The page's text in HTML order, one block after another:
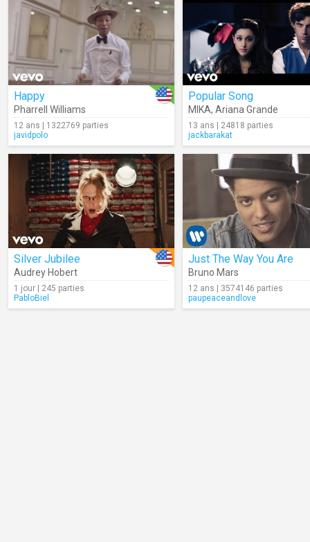
Happy
Pharrell Williams
12 ans | 1322769 parties
javidpolo
Popular Song
MIKA, Ariana Grande
13 ans | 24818 parties
jackbarakat
Silver Jubilee
Audrey Hobert
1 jour | 245 parties
PabloBiel
Just The Way You Are
Bruno Mars
12 ans | 3574146 parties
paupeaceandlove